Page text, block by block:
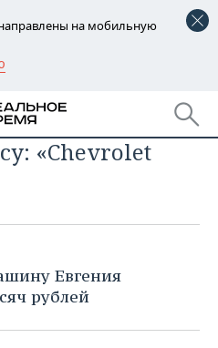
на мобильную
«Chevrolet
Евгения
рублей